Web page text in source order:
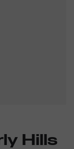
Hills